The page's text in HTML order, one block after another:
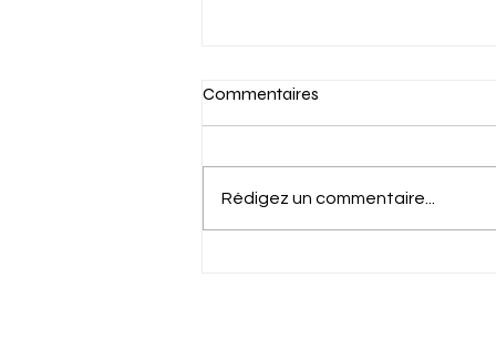
Commentaires
Rédigez un commentaire...